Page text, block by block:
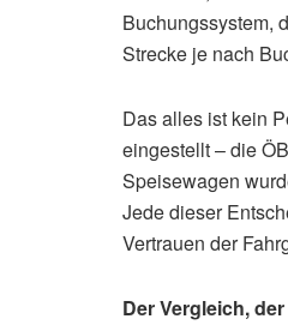
Buchungssystem,
Strecke je nach
Das alles ist kein
eingestellt – die
Speisewagen
Jede dieser
Vertrauen der
Der Vergleich,